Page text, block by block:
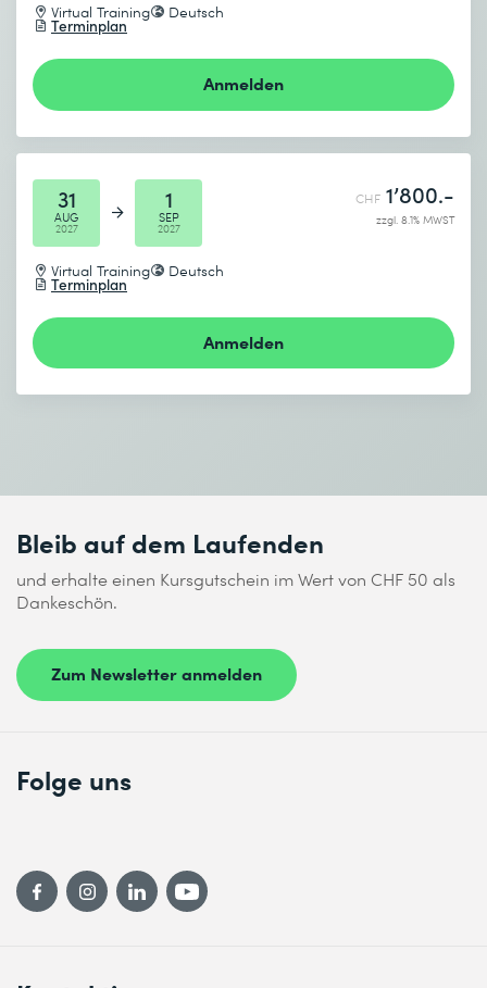
Virtual Training Deutsch
Terminplan
Anmelden
31
AUG
2027
1
SEP
2027
Virtual Training Deutsch
Terminplan
CHF 1’800.-
zzgl. 8.1% MWST
Anmelden
Bleib auf dem Laufenden
und erhalte einen Kursgutschein im Wert von CHF 50 als
Dankeschön.
Zum Newsletter anmelden
Folge uns